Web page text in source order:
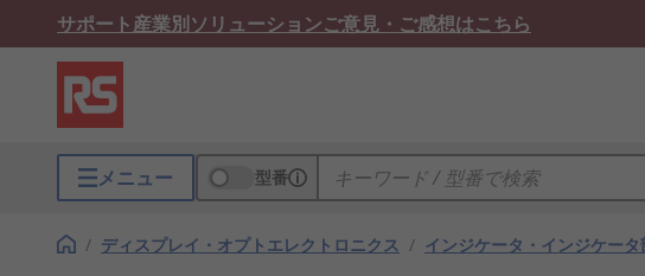
サポート産業別ソリューションご意見・ご感想はこちら
メニュー 型番
/ ディスプレイ・オプトエレクトロニクス / インジケータ・インジケータ